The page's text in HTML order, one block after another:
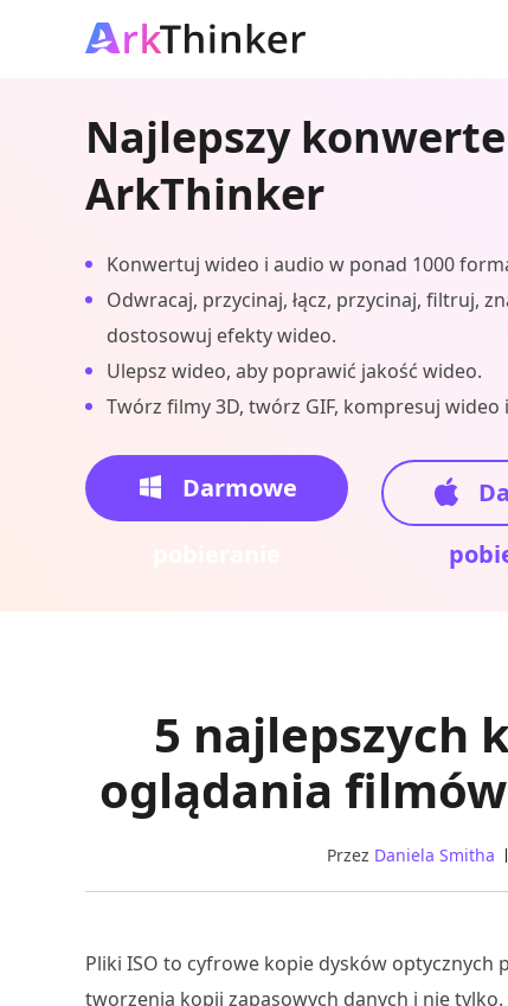
Najlepszy
ArkThinker
Konwertuj wideo i audio w ponad 1000
Odwracaj, przycinaj, łącz, przycinaj, filtruj,
dostosowuj efekty wideo.
Ulepsz wideo, aby poprawić jakość wideo.
Twórz filmy 3D, twórz GIF, kompresuj wideo
Darmowe
5 najlepszych
oglądania
Przez Daniela Smitha
Pliki ISO to cyfrowe kopie dysków
tworzenia kopii zapasowych danych i nie